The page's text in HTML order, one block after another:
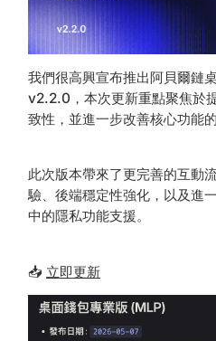
我們很高興宣布推出阿貝爾鏈
v2.2.0，本次更新重點聚焦於
致性，並進一步改善核心功能
此次版本帶來了更完善的互動
驗、後端穩定性強化，以及進
中的隱私功能支援。
📥 立即更新